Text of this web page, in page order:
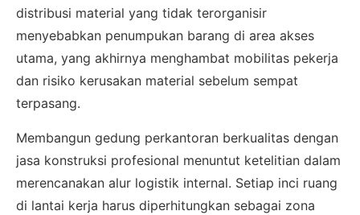
distribusi material yang tidak terorganisir
menyebabkan penumpukan barang di area akses
utama, yang akhirnya menghambat mobilitas pekerja
dan risiko kerusakan material sebelum sempat
terpasang.
Membangun gedung perkantoran berkualitas dengan
jasa konstruksi profesional menuntut ketelitian dalam
merencanakan alur logistik internal. Setiap inci ruang
di lantai kerja harus diperhitungkan sebagai zona